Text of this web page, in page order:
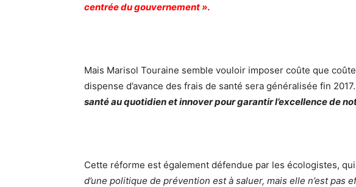
centrée du gouvernement ».
Mais Marisol Touraine semble vouloir imposer coûte que
dispense d’avance des frais de santé sera généralisée fin 2017.
santé au quotidien et innover pour garantir l’excellence de
Cette réforme est également défendue par les écologistes, qui
d’une politique de prévention est à saluer, mais elle n’est pas